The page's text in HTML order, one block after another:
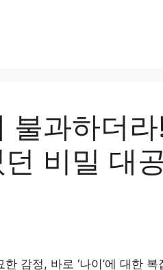
불과하더
비밀 대
감정, 바로 ‘나이’에 대한